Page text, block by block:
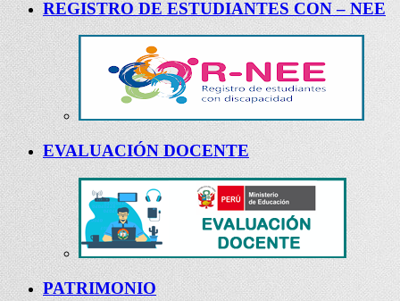
REGISTRO DE ESTUDIANTES CON – NEE
EVALUACIÓN DOCENTE
PATRIMONIO